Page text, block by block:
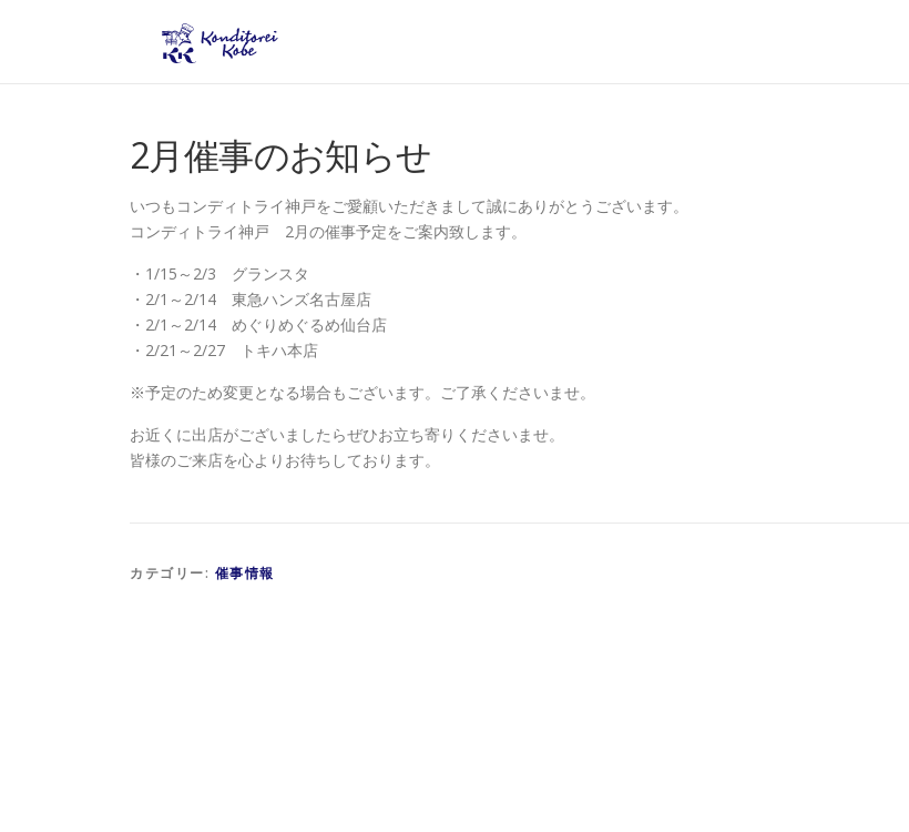
2月催事のお知らせ
いつもコンディトライ神戸をご愛顧いただきまして誠にありがとうございます。
コンディトライ神戸 2月の催事予定をご案内致します。
・1/15～2/3 グランスタ
・2/1～2/14 東急ハンズ名古屋店
・2/1～2/14 めぐりめぐるめ仙台店
・2/21～2/27 トキハ本店
※予定のため変更となる場合もございます。ご了承くださいませ。
お近くに出店がございましたらぜひお立ち寄りくださいませ。
皆様のご来店を心よりお待ちしております。
カテゴリー: 催事情報